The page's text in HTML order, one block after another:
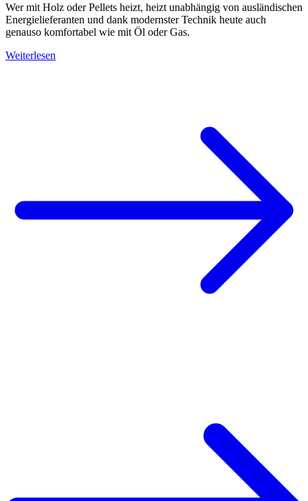
Wer mit Holz oder Pellets heizt, heizt unabhängig von ausländischen
Energielieferanten und dank modernster Technik heute auch
genauso komfortabel wie mit Öl oder Gas.
Weiterlesen